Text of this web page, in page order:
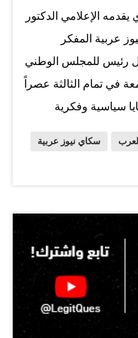
الإعلامي الدكتور
عربية المفكر
رئيس للمجلس الوطني
في تمام الثالثة عصراً
سياسية وفكرية
تركه التراجع الأمريكي
بالعوامل السياسية
أيضاً الضوء على وضع
في الواقع
حيث سيتم تناول
من عالم الفكر إلى
على قضية تقصير
سكاي نيوز عربية